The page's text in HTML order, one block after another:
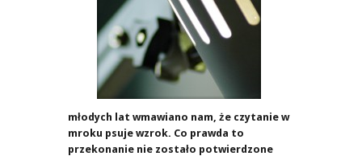
młodych lat wmawiano nam, że czytanie w
mroku psuje wzrok. Co prawda to
przekonanie nie zostało potwierdzone